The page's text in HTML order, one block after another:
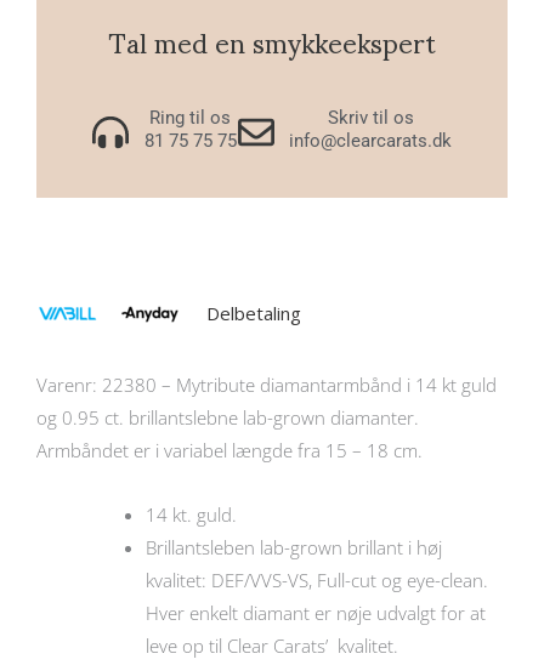
Tal med en smykkeekspert
Ring til os
81 75 75 75
Skriv til os
info@clearcarats.dk
Delbetaling
Varenr: 22380 – Mytribute diamantarmbånd i 14 kt guld
og 0.95 ct. brillantslebne lab-grown diamanter.
Armbåndet er i variabel længde fra 15 – 18 cm.
14 kt. guld.
Brillantsleben lab-grown brillant i høj
kvalitet: DEF/VVS-VS, Full-cut og eye-clean.
Hver enkelt diamant er nøje udvalgt for at
leve op til Clear Carats’ kvalitet.